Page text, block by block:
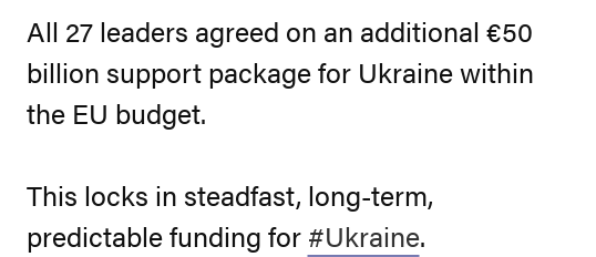
All 27 leaders agreed on an additional €50
billion support package for Ukraine within
the EU budget.
This locks in steadfast, long-term,
predictable funding for #Ukraine.